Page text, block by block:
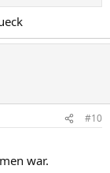
#10
war.